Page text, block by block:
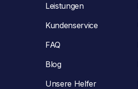
Leistungen
Kundenservice
FAQ
Blog
Unsere Helfer